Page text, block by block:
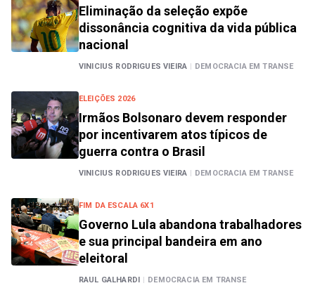
Eliminação da seleção expõe
dissonância cognitiva da vida pública
nacional
VINICIUS RODRIGUES VIEIRA | DEMOCRACIA EM TRANSE
ELEIÇÕES 2026
Irmãos Bolsonaro devem responder
por incentivarem atos típicos de
guerra contra o Brasil
VINICIUS RODRIGUES VIEIRA | DEMOCRACIA EM TRANSE
FIM DA ESCALA 6X1
Governo Lula abandona trabalhadores
e sua principal bandeira em ano
eleitoral
RAUL GALHARDI | DEMOCRACIA EM TRANSE